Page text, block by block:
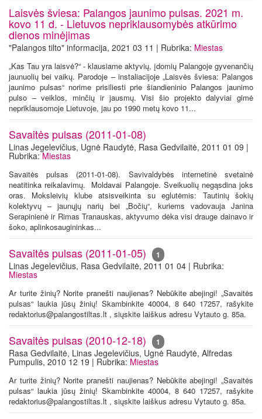
Laisvės šviesa: Palangos jaunimo pulsas. 2021 m.
kovo 11 d. - Lietuvos nepriklausomybės atkūrimo
dienos minėjimas
"Palangos tilto" informacija, 2021 03 11 | Rubrika: Miestas
„Kas Tau yra laisvė?“ - klausiame aktyvių, įdomių Palangoje gyvenančių
jaunuolių bei vaikų. Parodoje – instaliacijoje „Laisvės šviesa: Palangos
jaunimo pulsas“ norime prisiliesti prie šiandieninio Palangos jaunimo
pulso – veiklos, minčių ir jausmų. Visi šio projekto dalyviai gimė
nepriklausomoje Lietuvoje, jau po 1990 metų kovo 11...
Savaitės pulsas (2011-01-08)
Linas Jegelevičius, Ugnė Raudytė, Rasa Gedvilaitė, 2011 01 09 |
Rubrika:Miestas
Savaitės pulsas (2011-01-08). Savivaldybės internetinė svetainė
neatitinka reikalavimų. Moldavai Palangoje. Sveikuolių negąsdina joks
oras. Moksleivių klube atsisveikinta su eglutėmis: Tautinių šokių
kolektyvų – jaunųjų narių bei „Bočių“, kuriems vadovauja Janina
Serapinienė ir Rimas Tranauskas, aktyvumo dėka visi drauge dainavo ir
šoko, aplinkosaugininkas...
Savaitės pulsas (2011-01-05) 1
Linas Jegelevičius, Rasa Gedvilaitė, 2011 01 04 | Rubrika:
Miestas
Ar turite žinių? Norite pranešti naujienas? Nebūkite abejingi! „Savaitės
pulsas“ laukia jūsų žinių! Skambinkite 40004, 8 640 17257, rašykite
redaktorius@palangostiltas.lt , siųskite laiškus adresu Vytauto g. 85a.
Savaitės pulsas (2010-12-18) 1
Rasa Gedvilaitė, Linas Jegelevičius, Ugnė Raudytė, Alfredas
Pumpulis, 2010 12 19 | Rubrika: Miestas
Ar turite žinių? Norite pranešti naujienas? Nebūkite abejingi! „Savaitės
pulsas“ laukia jūsų žinių! Skambinkite 40004, 8 640 17257, rašykite
redaktorius@palangostiltas.lt , siųskite laiškus adresu Vytauto g. 85a.